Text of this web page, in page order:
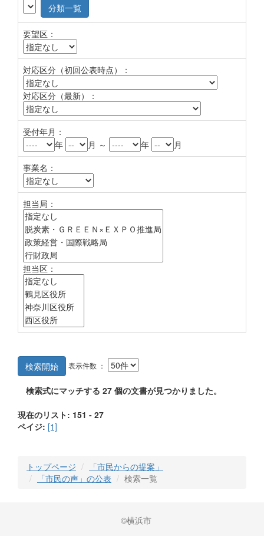
分類一覧
要望区：
対応区分（初回公表時点）：
対応区分（最新）：
受付年月：
年
月 ～ 年
月
事業名：
担当局：
担当区：
検索開始 表示件数 ：
検索式にマッチする 27 個の文書が見つかりました。
現在のリスト: 151 - 27
ペイジ: [1]
トップページ
「市民からの提案」
「市民の声」の公表
検索一覧
©横浜市